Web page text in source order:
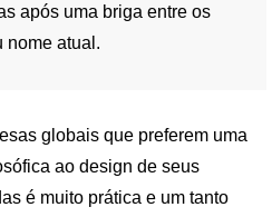
após uma briga entre os
nome atual.
globais que preferem uma
ao design de seus
é muito prática e um tanto